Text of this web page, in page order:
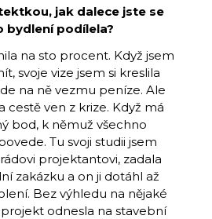
jak dalece jste se
bydlení podílela?
na sto procent. Když jsem
svoje vize jsem si kreslila
na ně vezmu peníze. Ale
cestě ven z krize. Když má
bod, k němuž všechno
Tu svoji studii jsem
projektantovi, zadala
zakázku a on ji dotáhl až
Bez výhledu na nějaké
odnesla na stavební